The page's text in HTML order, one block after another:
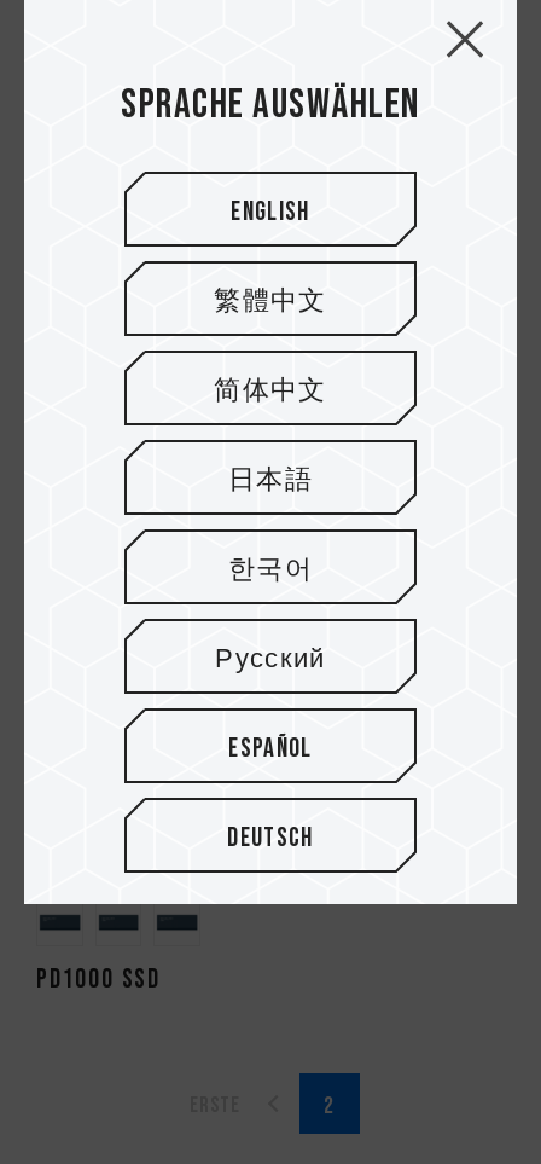
SSD
PD20 ECO Mini
Portable SSD
Titanium Gray
PD1000 SSD
Sprache auswählen
English
繁體中文
简体中文
日本語
한국어
Русский
Español
Deutsch